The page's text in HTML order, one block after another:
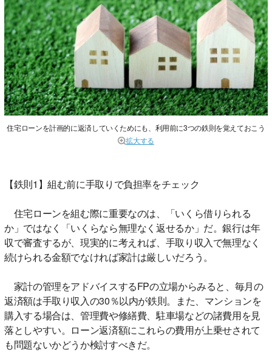
住宅ローンを計画的に返済していくためにも、利用前に3つの鉄則を覚えておこう
拡大する
【鉄則1】組む前に手取りで負担率をチェック
住宅ローンを組む際に重要なのは、「いくら借りられる
か」ではなく「いくらなら無理なく返せるか」だ。銀行は年
収で審査するが、現実的に考えれば、手取り収入で無理なく
続けられる金額でなければ家計は厳しいだろう。
家計の管理をアドバイスするFPの立場からみると、毎月の
返済額は手取り収入の30％以内が鉄則。また、マンションを
購入する場合は、管理費や修繕費、駐車場などの諸費用を見
落としやすい。ローン返済額にこれらの費用が上乗せされて
も問題ないかどうか検討すべきだ。